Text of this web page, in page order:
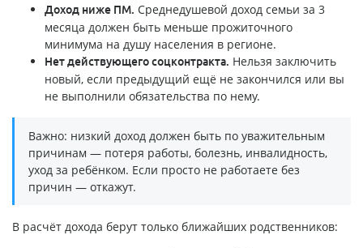
Доход ниже ПМ. Среднедушевой доход семьи за 3
месяца должен быть меньше прожиточного
минимума на душу населения в регионе.
Нет действующего соцконтракта. Нельзя заключить
новый, если предыдущий ещё не закончился или вы
не выполнили обязательства по нему.
Важно: низкий доход должен быть по уважительным
причинам — потеря работы, болезнь, инвалидность,
уход за ребёнком. Если просто не работаете без
причин — откажут.
В расчёт дохода берут только ближайших родственников: